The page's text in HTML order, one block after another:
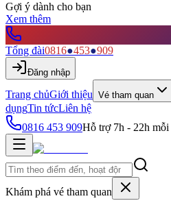
Gợi ý dành cho bạn
Xem thêm
Tổng đài0816●453●909
Đăng nhập
Trang chủGiới thiệu Vé tham quan
dụngTin tứcLiên hệ
0816 453 909Hỗ trợ 7h - 22h mỗi
Khám phá vé tham quan